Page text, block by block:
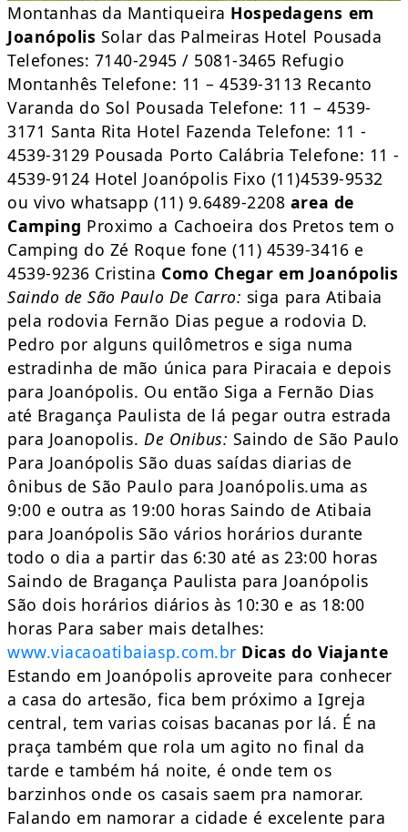
Montanhas da Mantiqueira Hospedagens em
Joanópolis Solar das Palmeiras Hotel Pousada
Telefones: 7140-2945 / 5081-3465 Refugio
Montanhês Telefone: 11 – 4539-3113 Recanto
Varanda do Sol Pousada Telefone: 11 – 4539-
3171 Santa Rita Hotel Fazenda Telefone: 11 -
4539-3129 Pousada Porto Calábria Telefone: 11 -
4539-9124 Hotel Joanópolis Fixo (11)4539-9532
ou vivo whatsapp (11) 9.6489-2208 area de
Camping Proximo a Cachoeira dos Pretos tem o
Camping do Zé Roque fone (11) 4539-3416 e
4539-9236 Cristina Como Chegar em Joanópolis
Saindo de São Paulo De Carro: siga para Atibaia
pela rodovia Fernão Dias pegue a rodovia D.
Pedro por alguns quilômetros e siga numa
estradinha de mão única para Piracaia e depois
para Joanópolis. Ou então Siga a Fernão Dias
até Bragança Paulista de lá pegar outra estrada
para Joanopolis. De Onibus: Saindo de São Paulo
Para Joanópolis São duas saídas diarias de
ônibus de São Paulo para Joanópolis.uma as
9:00 e outra as 19:00 horas Saindo de Atibaia
para Joanópolis São vários horários durante
todo o dia a partir das 6:30 até as 23:00 horas
Saindo de Bragança Paulista para Joanópolis
São dois horários diários às 10:30 e as 18:00
horas Para saber mais detalhes:
www.viacaoatibaiasp.com.br Dicas do Viajante
Estando em Joanópolis aproveite para conhecer
a casa do artesão, fica bem próximo a Igreja
central, tem varias coisas bacanas por lá. É na
praça também que rola um agito no final da
tarde e também há noite, é onde tem os
barzinhos onde os casais saem pra namorar.
Falando em namorar a cidade é excelente para